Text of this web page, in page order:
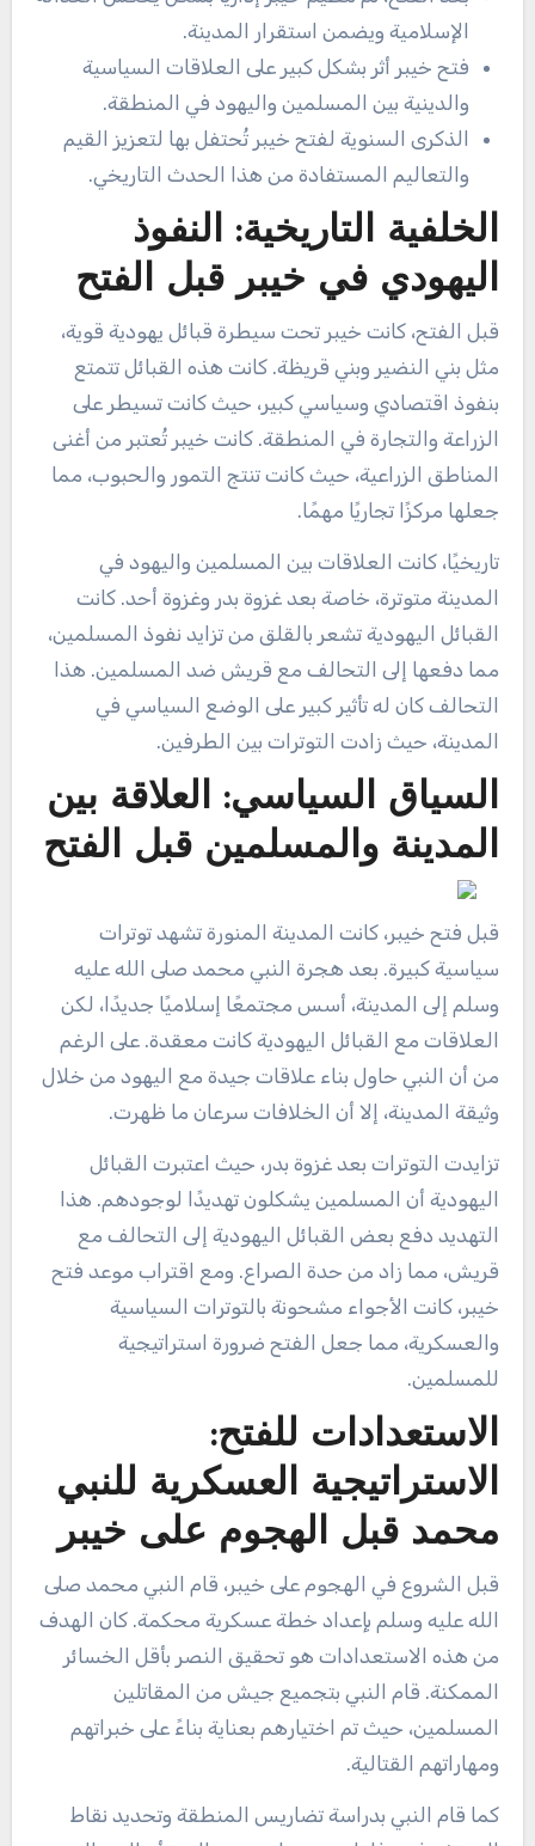
الإسلامية ويضمن استقرار المدينة.
فتح خيبر أثر بشكل كبير على العلاقات السياسية
والدينية بين المسلمين واليهود في المنطقة.
الذكرى السنوية لفتح خيبر تُحتفل بها لتعزيز القيم
والتعاليم المستفادة من هذا الحدث التاريخي.
الخلفية التاريخية: النفوذ
اليهودي في خيبر قبل الفتح
قبل الفتح، كانت خيبر تحت سيطرة قبائل يهودية قوية،
مثل بني النضير وبني قريظة. كانت هذه القبائل تتمتع
بنفوذ اقتصادي وسياسي كبير، حيث كانت تسيطر على
الزراعة والتجارة في المنطقة. كانت خيبر تُعتبر من أغنى
المناطق الزراعية، حيث كانت تنتج التمور والحبوب، مما
جعلها مركزًا تجاريًا مهمًا.
تاريخيًا، كانت العلاقات بين المسلمين واليهود في
المدينة متوترة، خاصة بعد غزوة بدر وغزوة أحد. كانت
القبائل اليهودية تشعر بالقلق من تزايد نفوذ المسلمين،
مما دفعها إلى التحالف مع قريش ضد المسلمين. هذا
التحالف كان له تأثير كبير على الوضع السياسي في
المدينة، حيث زادت التوترات بين الطرفين.
السياق السياسي: العلاقة بين
المدينة والمسلمين قبل الفتح
قبل فتح خيبر، كانت المدينة المنورة تشهد توترات
سياسية كبيرة. بعد هجرة النبي محمد صلى الله عليه
وسلم إلى المدينة، أسس مجتمعًا إسلاميًا جديدًا، لكن
العلاقات مع القبائل اليهودية كانت معقدة. على الرغم
من أن النبي حاول بناء علاقات جيدة مع اليهود من خلال
وثيقة المدينة، إلا أن الخلافات سرعان ما ظهرت.
تزايدت التوترات بعد غزوة بدر، حيث اعتبرت القبائل
اليهودية أن المسلمين يشكلون تهديدًا لوجودهم. هذا
التهديد دفع بعض القبائل اليهودية إلى التحالف مع
قريش، مما زاد من حدة الصراع. ومع اقتراب موعد فتح
خيبر، كانت الأجواء مشحونة بالتوترات السياسية
والعسكرية، مما جعل الفتح ضرورة استراتيجية
للمسلمين.
الاستعدادات للفتح:
الاستراتيجية العسكرية للنبي
محمد قبل الهجوم على خيبر
قبل الشروع في الهجوم على خيبر، قام النبي محمد صلى
الله عليه وسلم بإعداد خطة عسكرية محكمة. كان الهدف
من هذه الاستعدادات هو تحقيق النصر بأقل الخسائر
الممكنة. قام النبي بتجميع جيش من المقاتلين
المسلمين، حيث تم اختيارهم بعناية بناءً على خبراتهم
ومهاراتهم القتالية.
كما قام النبي بدراسة تضاريس المنطقة وتحديد نقاط